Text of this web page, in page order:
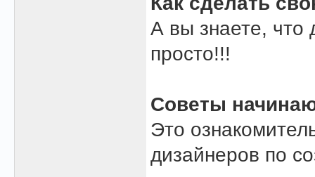
А вы знаете, что
просто!!!
Советы
Это
дизайнеров по